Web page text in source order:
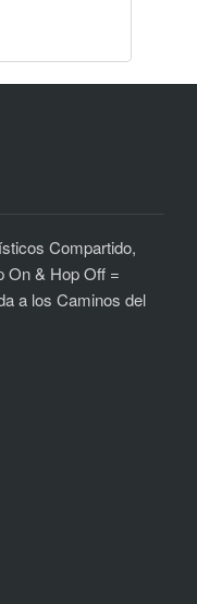
Compartido,
On & Hop Off =
a los Caminos del